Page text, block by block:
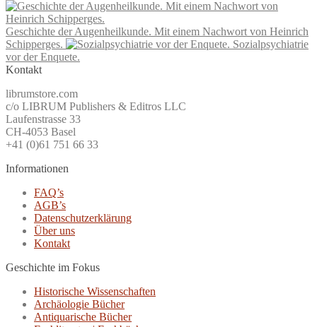
Geschichte der Augenheilkunde. Mit einem Nachwort von Heinrich
Schipperges.
Sozialpsychiatrie
vor der Enquete.
Kontakt
librumstore.com
c/o LIBRUM Publishers & Editros LLC
Laufenstrasse 33
CH-4053 Basel
+41 (0)61 751 66 33
Informationen
FAQ’s
AGB’s
Datenschutzerklärung
Über uns
Kontakt
Geschichte im Fokus
Historische Wissenschaften
Archäologie Bücher
Antiquarische Bücher